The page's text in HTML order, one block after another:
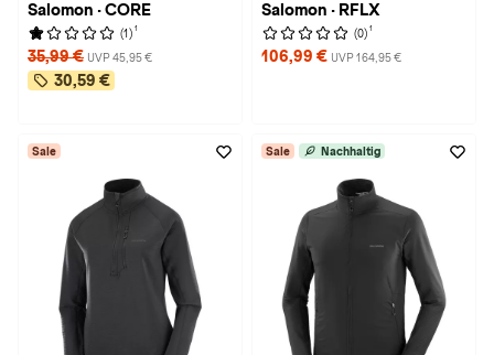
Salomon · CORE
(1) 1
35,99 € UVP 45,95 €
30,59 €
Salomon · RFLX
(0) 1
106,99 € UVP 164,95 €
Sale Sale Nachhaltig